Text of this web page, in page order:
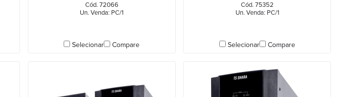
Cód. 72066
Un. Venda: PC/1
Selecionar Compare
Cód. 75352
Un. Venda: PC/1
Selecionar Compare